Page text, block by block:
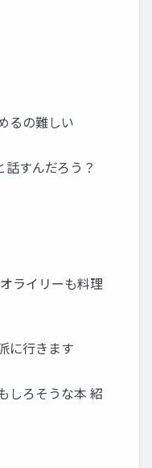
るの難しい
すんだろう？
ライリーも料理
に行きます
しろそうな本 紹